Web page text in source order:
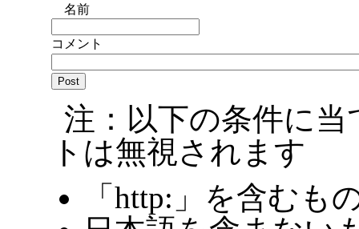
名前
コメント
注：以下の条件に
トは無視されます
「http:」を含むも